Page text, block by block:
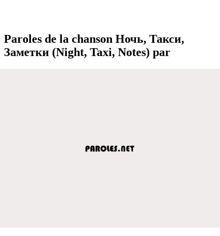
Paroles de la chanson Ночь, Такси,
Заметки (Night, Taxi, Notes) par